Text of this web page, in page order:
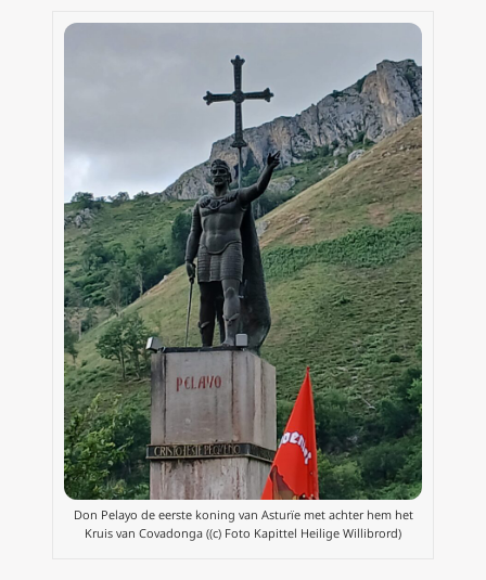
Don Pelayo de eerste koning van Asturïe met achter hem het
Kruis van Covadonga ((c) Foto Kapittel Heilige Willibrord)